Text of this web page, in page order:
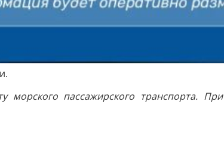
пассажирского транспорта.